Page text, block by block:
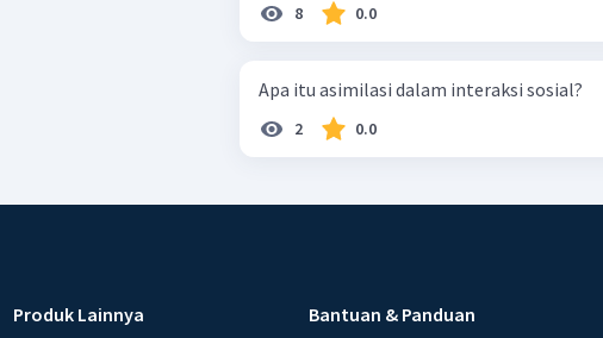
8 0.0
Apa itu asimilasi dalam interaksi sosial?
2 0.0
Produk Lainnya Bantuan & Panduan